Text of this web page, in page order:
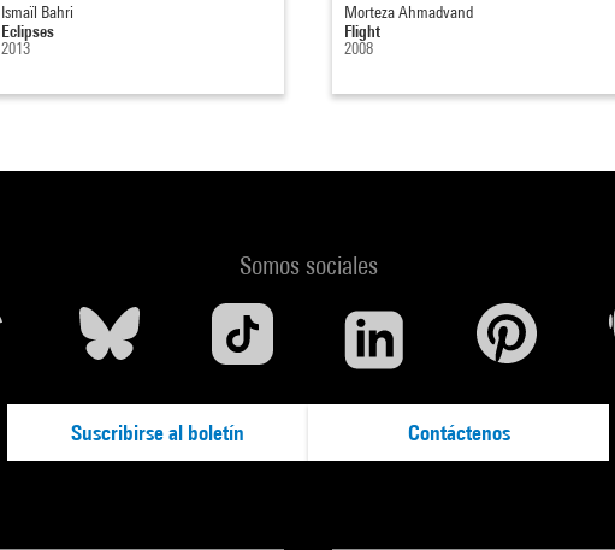
Ismaïl Bahri
Eclipses
2013
Morteza Ahmadvand
Flight
2008
Somos sociales
Suscribirse al boletín Contáctenos